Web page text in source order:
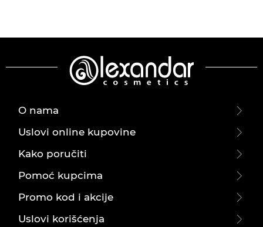
O nama
Uslovi online kupovine
Kako poručiti
Pomoć kupcima
Promo kod i akcije
Uslovi korišćenja